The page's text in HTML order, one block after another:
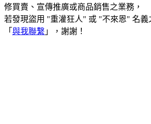
修買賣、宣傳推廣或商品銷售之業務，
若發現盜用 "重灌狂人" 或 "不來恩" 名義
「 與我聯繫 」，謝謝！